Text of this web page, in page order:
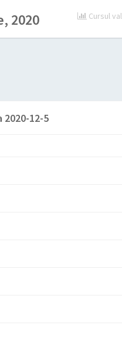
2020 Cursul
2020-12-5